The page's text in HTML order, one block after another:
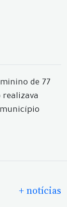
de 77
realizava
+ notícias